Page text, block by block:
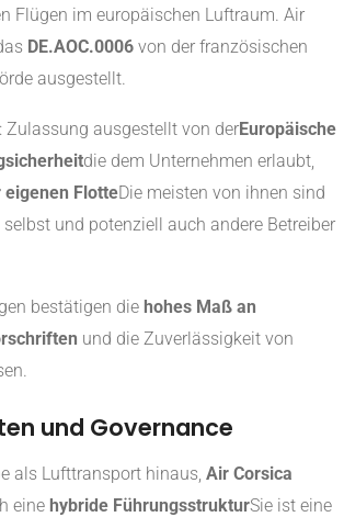
Flügen im europäischen Luftraum. Air
DE.AOC.0006 von der französischen
ausgestellt.
: Zulassung ausgestellt von derEuropäische
die dem Unternehmen erlaubt,
eigenen FlotteDie meisten von ihnen sind
selbst und potenziell auch andere Betreiber
bestätigen die hohes Maß an
und die Zuverlässigkeit von
und Governance
als Lufttransport hinaus, Air Corsica
eine hybride FührungsstrukturSie ist eine